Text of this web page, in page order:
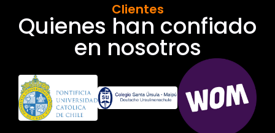
Clientes
Quienes han confiado
en nosotros